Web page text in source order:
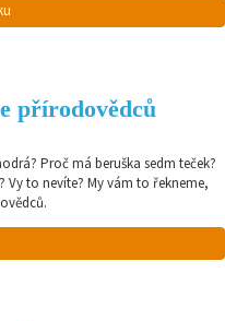
přírodovědců
Proč má beruška sedm teček?
Vy to nevíte? My vám to řekneme,